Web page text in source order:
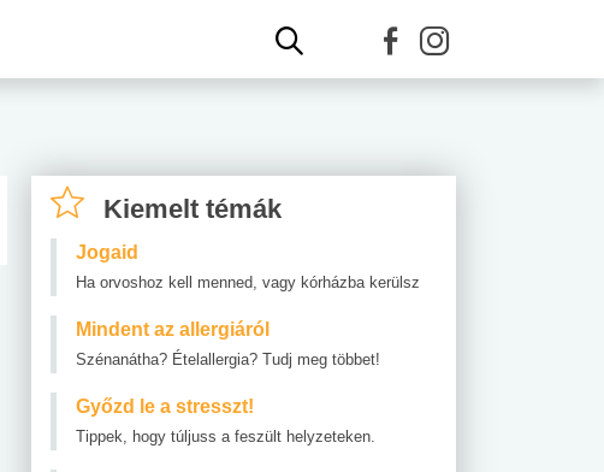
Kiemelt témák
Jogaid
Ha orvoshoz kell menned, vagy kórházba kerülsz
Mindent az allergiáról
Szénanátha? Ételallergia? Tudj meg többet!
Győzd le a stresszt!
Tippek, hogy túljuss a feszült helyzeteken.